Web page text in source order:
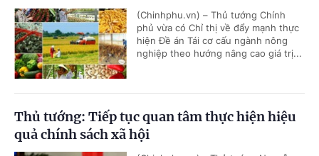
(Chinhphu.vn) – Thủ tướng Chính
phủ vừa có Chỉ thị về đẩy mạnh thực
hiện Đề án Tái cơ cấu ngành nông
nghiệp theo hướng nâng cao giá trị...
Thủ tướng: Tiếp tục quan tâm thực hiện hiệu
quả chính sách xã hội